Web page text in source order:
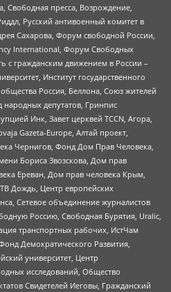
Свободная пресса, Возрождение,
Русский антивоенный комитет в
Сахарова, Форум свободной России,
International, Форум Свободных
с гражданским движением в России –
Институт государственного
Россия, Беллона, Союз жителей
депутатов, Гринпис
Инк, Завет церквей TCCN, Агора,
Gazeta-Europe, Алтай проект,
Чернигов, Фонд Дом Прав Человека,
Бориса Звозскова, Дом прав
Ереван, Дом прав человека Крым,
Дождь, Центр европейских
Сетевое объединение журналистов
Россию, Свободная Бурятия, Uralic,
транспортных рабочих, ИстЧам
Демократического Развития,
университет, Центр
исследований, Общество
Свидетелей Иеговы, Гражданский